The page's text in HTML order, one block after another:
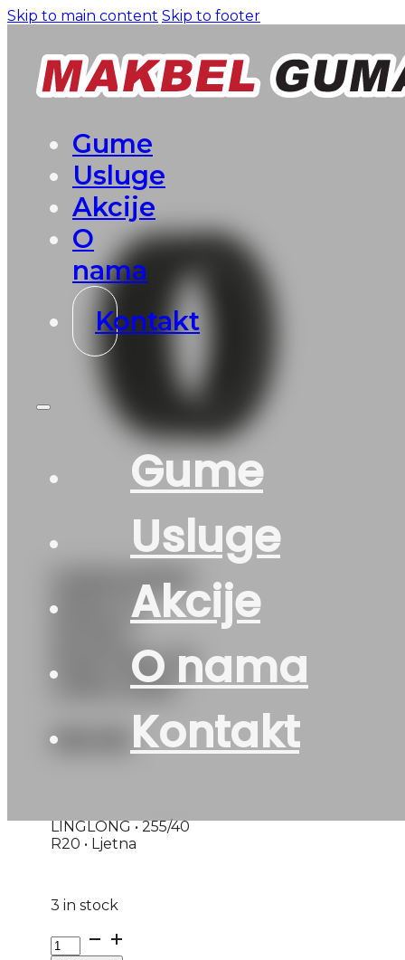
Skip to main content Skip to footer
Gume
Usluge
Akcije
O
nama
Kontakt
Gume
Usluge
Akcije
O nama
Kontakt
G255/40R20
101W XL
MASTER C/S
LINGLONG
168
LINGLONG • 255/40
R20 • Ljetna
3 in stock
G255/40R20
101W